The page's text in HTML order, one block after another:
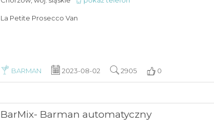
La Petite Prosecco Van
BARMAN 2023-08-02 2905 0
BarMix- Barman automatyczny